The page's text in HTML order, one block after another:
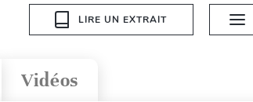
LIRE UN EXTRAIT
Vidéos